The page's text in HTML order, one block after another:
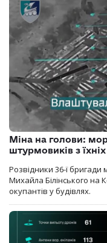
Міна на голови:
штурмовиків з їхніх
Розвідники 36-ї бригади
Михайла Білінського на
окупантів у будівлях.